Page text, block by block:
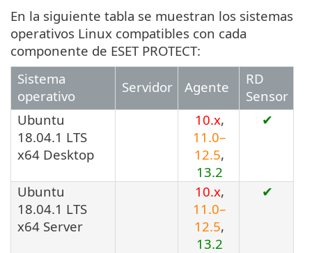
En la siguiente tabla se muestran los sistemas
operativos Linux compatibles con cada
componente de ESET PROTECT:
Sistema
operativo
Servidor Agente
RD
Sensor
Ubuntu
18.04.1 LTS
x64 Desktop
10.x,
11.0–
12.5,
13.2
✔
Ubuntu
18.04.1 LTS
x64 Server
10.x,
11.0–
12.5,
13.2
✔